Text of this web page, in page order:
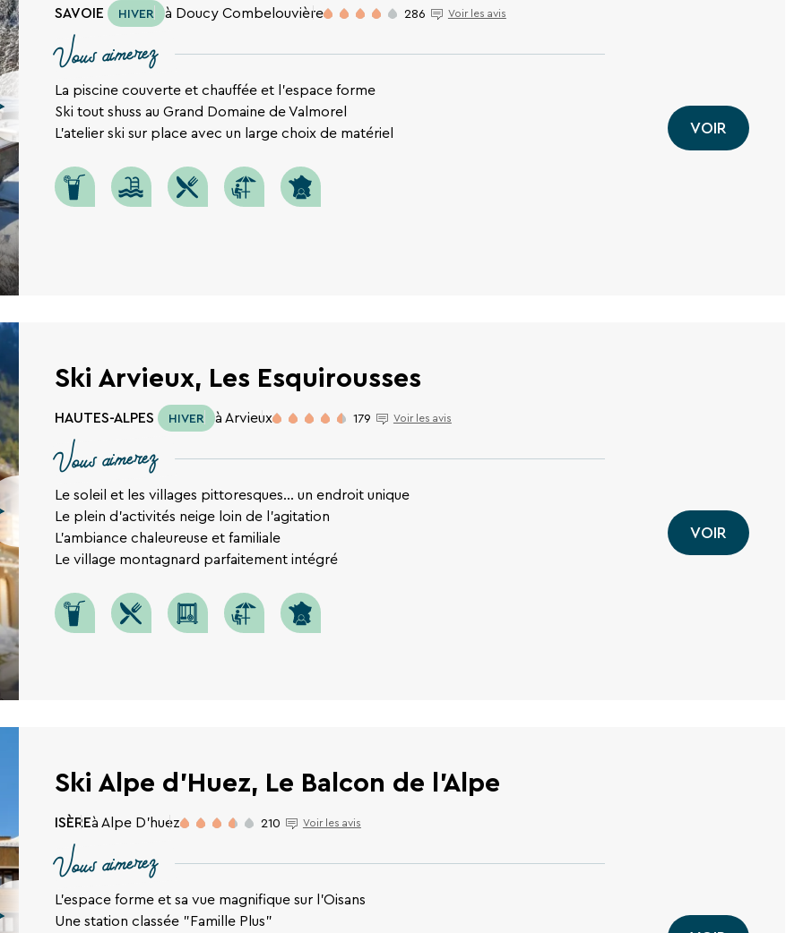
RECHERCHER
Une destination, un hôtel...
SAVOIE HIVER à Doucy Combelouvière 286 Voir les avis
Vous aimerez
La piscine couverte et chauffée et l'espace forme
Ski tout shuss au Grand Domaine de Valmorel
L'atelier ski sur place avec un large choix de matériel
VOIR
Ski Arvieux, Les Esquirousses
HAUTES-ALPES HIVER à Arvieux 179 Voir les avis
Vous aimerez
Le soleil et les villages pittoresques… un endroit unique
Le plein d'activités neige loin de l'agitation
L'ambiance chaleureuse et familiale
Le village montagnard parfaitement intégré
VOIR
Ski Alpe d'Huez, Le Balcon de l'Alpe
ISÈREà Alpe D'huez 210 Voir les avis
Vous aimerez
L'espace forme et sa vue magnifique sur l'Oisans
Une station classée "Famille Plus"